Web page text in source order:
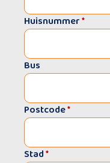
Huisnummer*
Bus
Postcode*
Stad*